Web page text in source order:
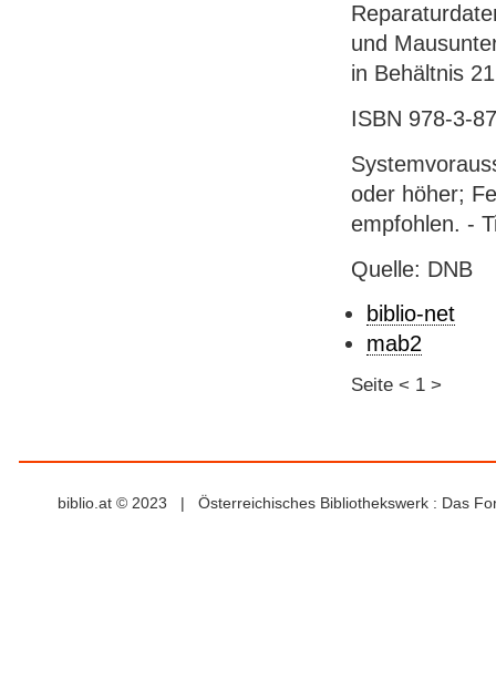
und
in Behältnis
ISBN 978-3-
oder höher;
empfohlen. -
Quelle: DNB
biblio-net
mab2
Seite < 1 >
biblio.at © 2023 | Österreichisches Bibliothekswerk : Das